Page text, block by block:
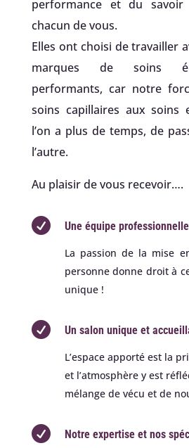
performance et du
chacun de vous.
Elles ont choisi de travailler
marques de soins
performants, car notre
soins capillaires aux soins
l’on a plus de temps, de
l’autre.
Au plaisir de vous recevoir….

Une équipe
La passion de la mise
personne donne droit à
unique !

Un salon unique et
L’espace apporté est la
et l’atmosphère y est
mélange de vécu et de

Notre expertise et nos